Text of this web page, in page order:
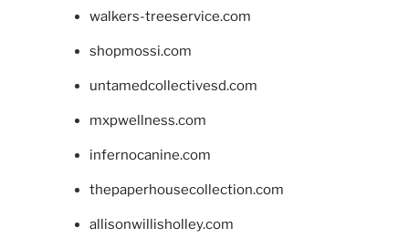
walkers-treeservice.com
shopmossi.com
untamedcollectivesd.com
mxpwellness.com
infernocanine.com
thepaperhousecollection.com
allisonwillisholley.com